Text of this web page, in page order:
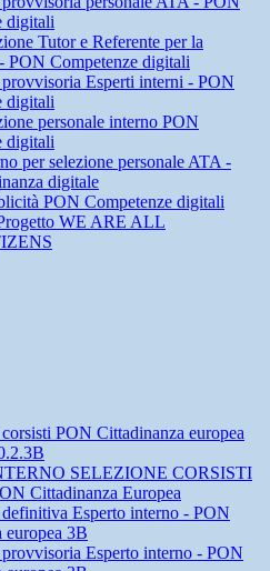
digitali
Tutor e Referente per la
PON Competenze digitali
Esperti interni - PON
digitali
personale interno PON
digitali
per selezione personale ATA -
digitale
PON Competenze digitali
WE ARE ALL
PON Cittadinanza europea
SELEZIONE CORSISTI
Cittadinanza Europea
Esperto interno - PON
europea 3B
Esperto interno - PON